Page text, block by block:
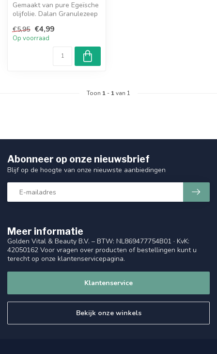
Gemaakt van pure Egeïsche
olijfolie. Dalan Granulezeep
€5,95 €4,99
Op voorraad
Toon 1 - 1van 1
Meer informatie
Golden Vital & Beauty B.V. – BTW: NL869477754B01 · KvK:
42050162 Voor vragen over producten of bestellingen kunt u
terecht op onze klantenservicepagina.
Klantenservice
Bekijk onze winkels
Abonneer op onze nieuwsbrief
Blijf op de hoogte van onze nieuwste aanbiedingen